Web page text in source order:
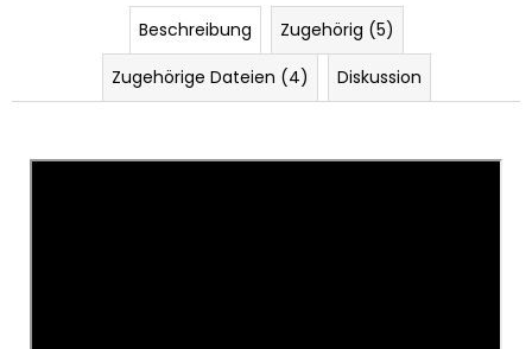
Beschreibung
Zugehörig (5)
Zugehörige Dateien (4)
Diskussion